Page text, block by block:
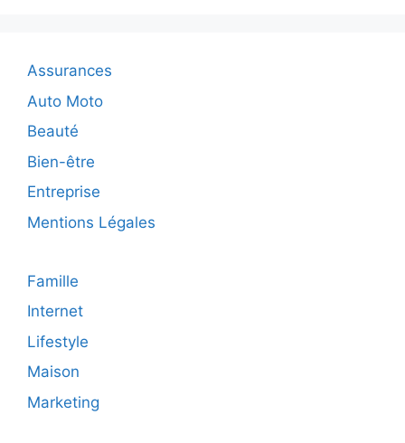
Assurances
Auto Moto
Beauté
Bien-être
Entreprise
Mentions Légales
Famille
Internet
Lifestyle
Maison
Marketing